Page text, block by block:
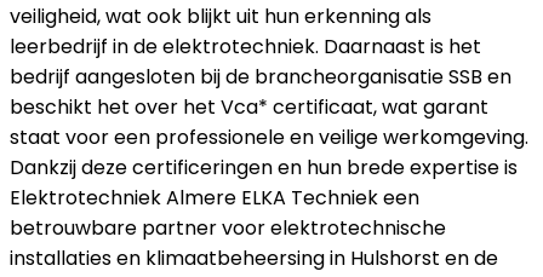
veiligheid, wat ook blijkt uit hun erkenning als
leerbedrijf in de elektrotechniek. Daarnaast is het
bedrijf aangesloten bij de brancheorganisatie SSB en
beschikt het over het Vca* certificaat, wat garant
staat voor een professionele en veilige werkomgeving.
Dankzij deze certificeringen en hun brede expertise is
Elektrotechniek Almere ELKA Techniek een
betrouwbare partner voor elektrotechnische
installaties en klimaatbeheersing in Hulshorst en de